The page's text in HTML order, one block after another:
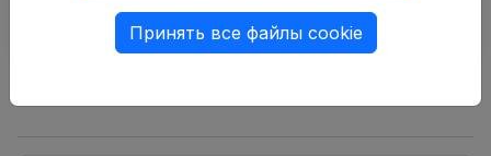
Принять все файлы cookie